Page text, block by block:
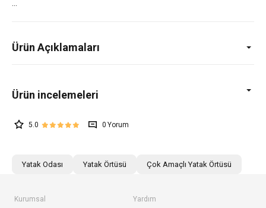
Ürün Açıklamaları
5.0 0
Yatak Odası Yatak Örtüsü Çok Amaçlı Yatak Örtüsü
Kurumsal Yardım